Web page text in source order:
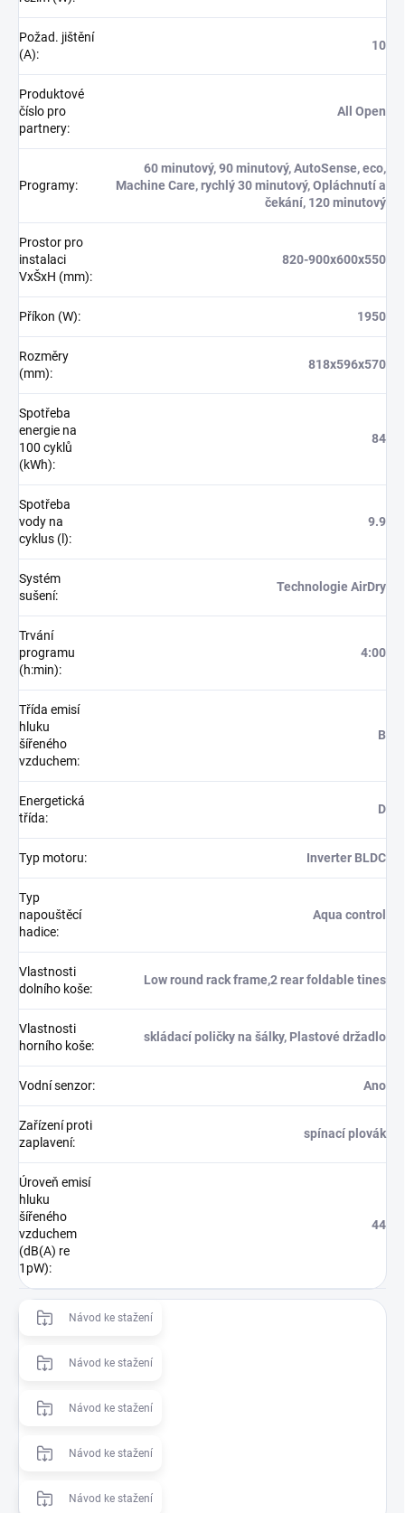
Požad. jištění
(A):
10
Produktové
číslo pro
partnery:
All Open
Programy:
60 minutový, 90 minutový, AutoSense, eco,
Machine Care, rychlý 30 minutový, Opláchnutí a
čekání, 120 minutový
Prostor pro
instalaci
VxŠxH (mm):
820-900x600x550
Příkon (W): 1950
Rozměry
(mm):
818x596x570
Spotřeba
energie na
100 cyklů
(kWh):
84
Spotřeba
vody na
cyklus (l):
9.9
Systém
sušení:
Technologie AirDry
Trvání
programu
(h:min):
4:00
Třída emisí
hluku
šířeného
vzduchem:
B
Energetická
třída:
D
Typ motoru: Inverter BLDC
Typ
napouštěcí
hadice:
Aqua control
Vlastnosti
dolního koše:
Low round rack frame,2 rear foldable tines
Vlastnosti
horního koše:
skládací poličky na šálky, Plastové držadlo
Vodní senzor: Ano
Zařízení proti
zaplavení:
spínací plovák
Úroveň emisí
hluku
šířeného
vzduchem
(dB(A) re
1pW):
44
Návod ke stažení
Návod ke stažení
Návod ke stažení
Návod ke stažení
Návod ke stažení